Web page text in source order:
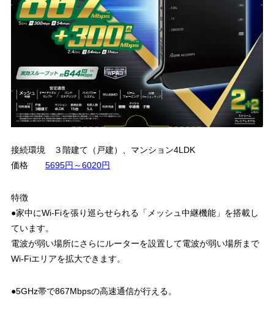
接続環境 ３階建て（戸建）、マンション4LDK
価格 5695円～6020円
特徴
●家中にWi-Fiを張り巡らせられる「メッシュ中継機能」を搭載し
ています。
電波が弱い場所にさらにルーターを設置して電波が弱い場所まで
Wi-Fiエリアを拡大できます。
●5GHz帯で867Mbpsの高速通信が行える。